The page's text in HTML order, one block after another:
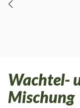
Wachtel-
Mischung